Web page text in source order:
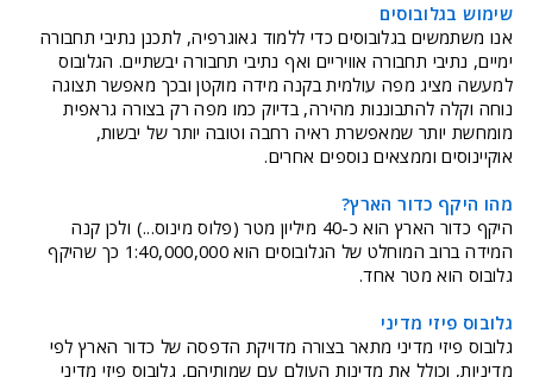
שימוש בגלובוסים
אנו משתמשים בגלובוסים כדי ללמוד גאוגרפיה, לתכנן נתיבי תחבורה
ימיים, נתיבי תחבורה אוויריים ואף נתיבי תחבורה יבשתיים. הגלובוס
למעשה מציג מפה עולמית בקנה מידה מוקטן ובכך מאפשר תצוגה
נוחה וקלה להתבוננות מהירה, בדיוק כמו מפה רק בצורה גראפית
מומחשת יותר שמאפשרת ראיה רחבה וטובה יותר של יבשות,
אוקיינוסים וממצאים נוספים אחרים.
מהו היקף כדור הארץ?
היקף כדור הארץ הוא כ-40 מיליון מטר (פלוס מינוס...) ולכן קנה
המידה ברוב המוחלט של הגלובוסים הוא 1:40,000,000 כך שהיקף
גלובוס הוא מטר אחד.
גלובוס פיזי מדיני
גלובוס פיזי מדיני מתאר בצורה מדויקת הדפסה של כדור הארץ לפי
מדיניות, וכולל את מדינות העולם עם שמותיהם, גלובוס פיזי מדיני